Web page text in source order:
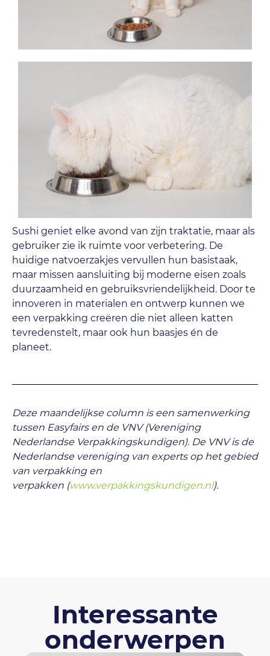
Sushi geniet elke avond van zijn traktatie, maar als
gebruiker zie ik ruimte voor verbetering. De
huidige natvoerzakjes vervullen hun basistaak,
maar missen aansluiting bij moderne eisen zoals
duurzaamheid en gebruiksvriendelijkheid. Door te
innoveren in materialen en ontwerp kunnen we
een verpakking creëren die niet alleen katten
tevredenstelt, maar ook hun baasjes én de
planeet.
Deze maandelijkse column is een samenwerking
tussen Easyfairs en de VNV (Vereniging
Nederlandse Verpakkingskundigen). De VNV is de
Nederlandse vereniging van experts op het gebied
van verpakking en
verpakken (www.verpakkingskundigen.nl).
Interessante
onderwerpen